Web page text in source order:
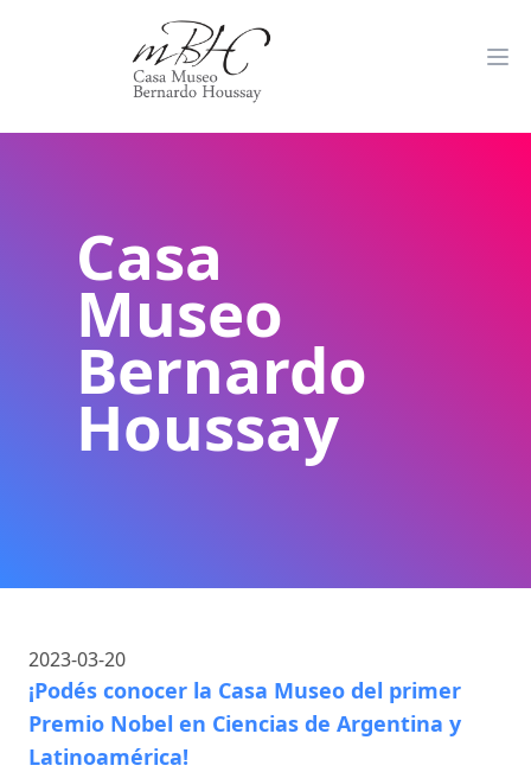
Casa
Museo
Bernardo
Houssay
2023-03-20
¡Podés conocer la Casa Museo del primer
Premio Nobel en Ciencias de Argentina y
Latinoamérica!